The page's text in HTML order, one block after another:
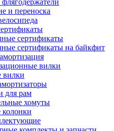
и переноска
сертификаты
сертификаты на байкфит
вилки
вилки
для рам
хомуты
колонки